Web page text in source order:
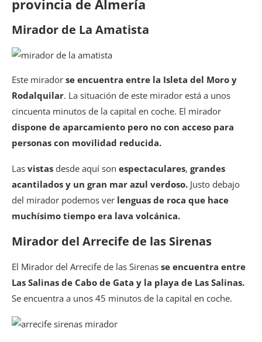
provincia de Almería
Mirador de La Amatista
Este mirador se encuentra entre la Isleta del Moro y
Rodalquilar. La situación de este mirador está a unos
cincuenta minutos de la capital en coche. El mirador
dispone de aparcamiento pero no con acceso para
personas con movilidad reducida.
Las vistas desde aquí son espectaculares, grandes
acantilados y un gran mar azul verdoso. Justo debajo
del mirador podemos ver lenguas de roca que hace
muchísimo tiempo era lava volcánica.
Mirador del Arrecife de las Sirenas
El Mirador del Arrecife de las Sirenas se encuentra entre
Las Salinas de Cabo de Gata y la playa de Las Salinas.
Se encuentra a unos 45 minutos de la capital en coche.